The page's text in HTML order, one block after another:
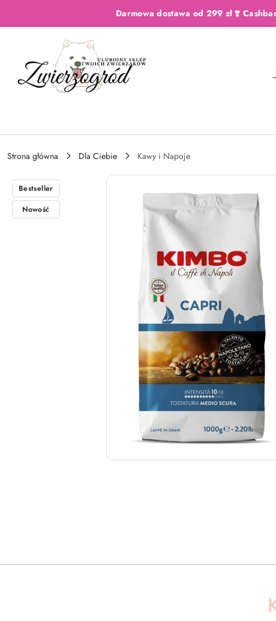
Przejdź do treści głównej
Przejdź do wyszukiwarki
Przejdź do moje konto
Przejdź do menu głównego
Przejdź do opisu produktuDarmowa dostawa od 299 zł ❣️
Strona główna Dla Ciebie Kawy i Napoje
Bestseller
Nowość